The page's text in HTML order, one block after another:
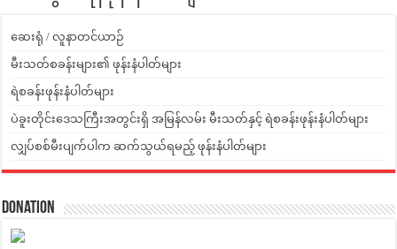
ဆေးရုံ / လူနာတင်ယာဉ်
မီးသတ်စခန်းများ၏ ဖုန်းနံပါတ်များ
ရဲစခန်းဖုန်းနံပါတ်များ
ပဲခူးတိုင်းဒေသကြီးအတွင်းရှိ အမြန်လမ်း မီးသတ်နှင့် ရဲစခန်းဖုန်းနံပါတ်များ
လျှပ်စစ်မီးပျက်ပါက ဆက်သွယ်ရမည့် ဖုန်းနံပါတ်များ
Donation